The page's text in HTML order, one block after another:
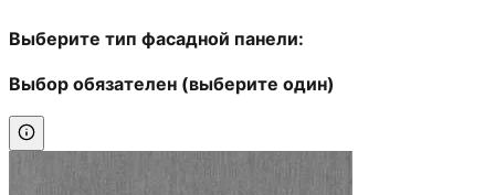
Выберите тип фасадной панели:
Выбор обязателен (выберите один)